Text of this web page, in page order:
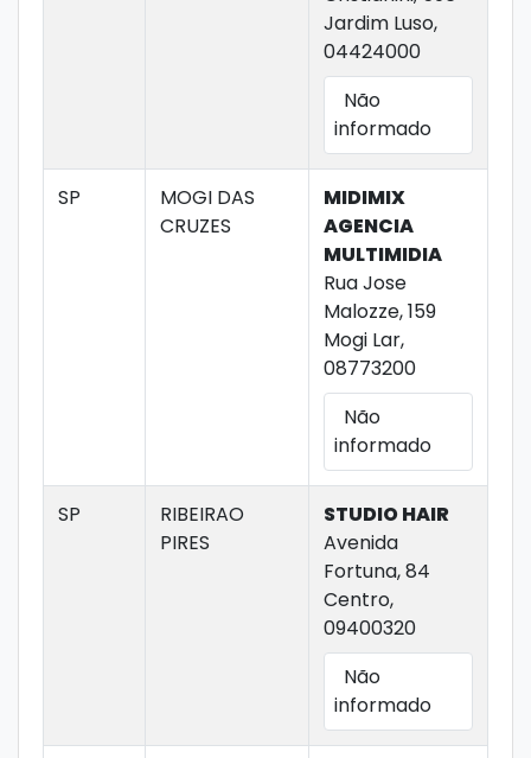
Jardim Luso,
04424000
Não
informado
SP
MOGI DAS
CRUZES
MIDIMIX
AGENCIA
MULTIMIDIA
Rua Jose
Malozze, 159
Mogi Lar,
08773200
Não
informado
SP
RIBEIRAO
PIRES
STUDIO HAIR
Avenida
Fortuna, 84
Centro,
09400320
Não
informado